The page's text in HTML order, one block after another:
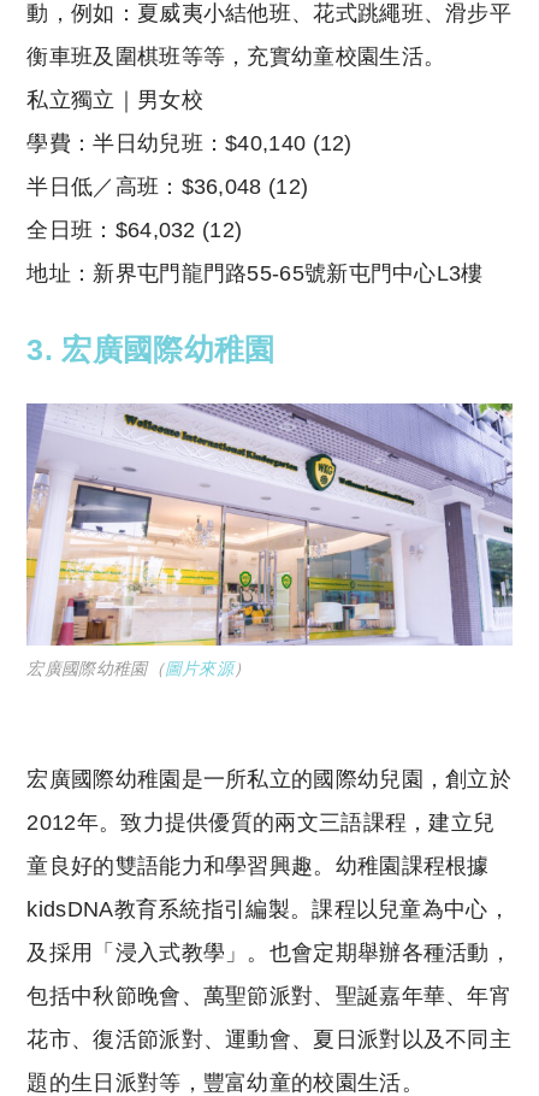
動，例如：夏威夷小結他班、花式跳繩班、滑步平
衡車班及圍棋班等等，充實幼童校園生活。
私立獨立｜男女校
學費：半日幼兒班：$40,140 (12)
半日低／高班：$36,048 (12)
全日班：$64,032 (12)
地址：新界屯門龍門路55-65號新屯門中心L3樓
3. 宏廣國際幼稚園
宏廣國際幼稚園（圖片來源）
宏廣國際幼稚園是一所私立的國際幼兒園，創立於
2012年。致力提供優質的兩文三語課程，建立兒
童良好的雙語能力和學習興趣。幼稚園課程根據
kidsDNA教育系統指引編製。課程以兒童為中心，
及採用「浸入式教學」。也會定期舉辦各種活動，
包括中秋節晚會、萬聖節派對、聖誕嘉年華、年宵
花市、復活節派對、運動會、夏日派對以及不同主
題的生日派對等，豐富幼童的校園生活。